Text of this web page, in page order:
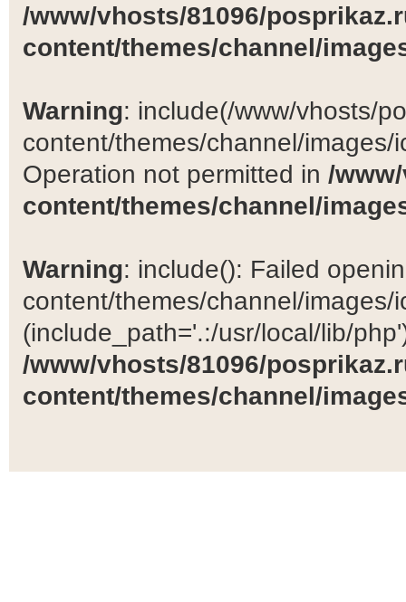
/www/vhosts/81096/
content/themes/channel/
Warning: include(/www/vhosts/
content/themes/channel/
Operation not permitted in /
content/themes/channel/
Warning: include(): Failed
content/themes/channel/images/
(include_path='.:/usr/local/lib/
/www/vhosts/81096/
content/themes/channel/